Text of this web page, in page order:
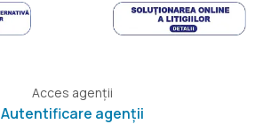
Acces agenții
Autentificare agenții